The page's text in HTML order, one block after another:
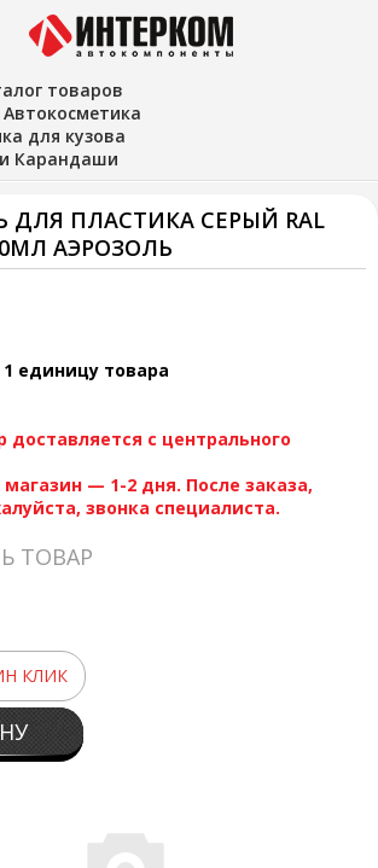
товаров
для кузова
Карандаши
ДЛЯ ПЛАСТИКА СЕРЫЙ RAL
АЭРОЗОЛЬ
единицу товара
доставляется с центрального
— 1-2 дня. После заказа,
звонка специалиста.
ТОВАР
КЛИК